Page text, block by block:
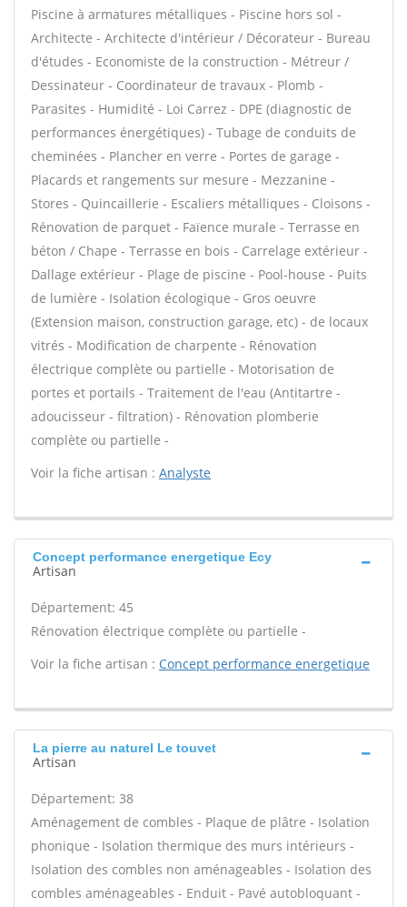
Piscine à armatures métalliques - Piscine hors sol -
Architecte - Architecte d'intérieur / Décorateur - Bureau
d'études - Economiste de la construction - Métreur /
Dessinateur - Coordinateur de travaux - Plomb -
Parasites - Humidité - Loi Carrez - DPE (diagnostic de
performances énergétiques) - Tubage de conduits de
cheminées - Plancher en verre - Portes de garage -
Placards et rangements sur mesure - Mezzanine -
Stores - Quincaillerie - Escaliers métalliques - Cloisons -
Rénovation de parquet - Faïence murale - Terrasse en
béton / Chape - Terrasse en bois - Carrelage extérieur -
Dallage extérieur - Plage de piscine - Pool-house - Puits
de lumière - Isolation écologique - Gros oeuvre
(Extension maison, construction garage, etc) - de locaux
vitrés - Modification de charpente - Rénovation
électrique complète ou partielle - Motorisation de
portes et portails - Traitement de l'eau (Antitartre -
adoucisseur - filtration) - Rénovation plomberie
complète ou partielle -
Voir la fiche artisan : Analyste
Concept performance energetique Ecy
Artisan
Département: 45
Rénovation électrique complète ou partielle -
Voir la fiche artisan : Concept performance energetique
La pierre au naturel Le touvet
Artisan
Département: 38
Aménagement de combles - Plaque de plâtre - Isolation
phonique - Isolation thermique des murs intérieurs -
Isolation des combles non aménageables - Isolation des
combles aménageables - Enduit - Pavé autobloquant -